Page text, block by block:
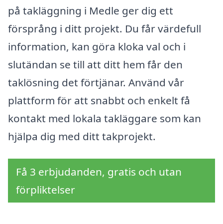
på takläggning i Medle ger dig ett
försprång i ditt projekt. Du får värdefull
information, kan göra kloka val och i
slutändan se till att ditt hem får den
taklösning det förtjänar. Använd vår
plattform för att snabbt och enkelt få
kontakt med lokala takläggare som kan
hjälpa dig med ditt takprojekt.
Få 3 erbjudanden, gratis och utan
förpliktelser